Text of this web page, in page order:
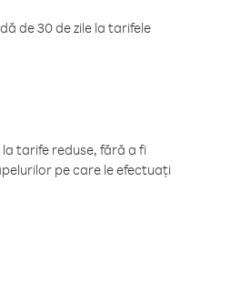
de 30 de zile la tarifele
tarife reduse, fără a fi
pe care le efectuați